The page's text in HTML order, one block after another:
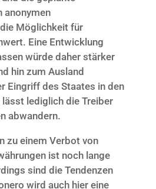
anonymen
Möglichkeit für
Eine Entwicklung
würde daher stärker
hin zum Ausland
Eingriff des Staates in den
lediglich die Treiber
abwandern.
zu einem Verbot von
ist noch lange
sind die Tendenzen
wird auch hier eine